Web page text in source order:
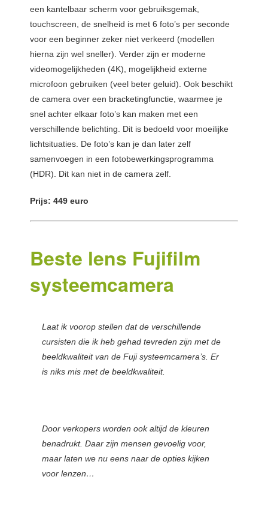
een kantelbaar scherm voor gebruiksgemak,
touchscreen, de snelheid is met 6 foto’s per seconde
voor een beginner zeker niet verkeerd (modellen
hierna zijn wel sneller). Verder zijn er moderne
videomogelijkheden (4K), mogelijkheid externe
microfoon gebruiken (veel beter geluid). Ook beschikt
de camera over een bracketingfunctie, waarmee je
snel achter elkaar foto’s kan maken met een
verschillende belichting. Dit is bedoeld voor moeilijke
lichtsituaties. De foto’s kan je dan later zelf
samenvoegen in een fotobewerkingsprogramma
(HDR). Dit kan niet in de camera zelf.
Prijs: 449 euro
Beste lens Fujifilm
systeemcamera
Laat ik voorop stellen dat de verschillende
cursisten die ik heb gehad tevreden zijn met de
beeldkwaliteit van de Fuji systeemcamera’s. Er
is niks mis met de beeldkwaliteit.
Door verkopers worden ook altijd de kleuren
benadrukt. Daar zijn mensen gevoelig voor,
maar laten we nu eens naar de opties kijken
voor lenzen…